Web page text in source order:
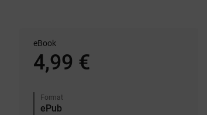
eBook
4,99 €
Format